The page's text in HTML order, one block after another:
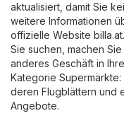
aktualisiert, damit Sie
weitere Informationen
offizielle Website billa.at
Sie suchen, machen
anderes Geschäft in
Kategorie Supermärkte:
deren Flugblättern und
Angebote.